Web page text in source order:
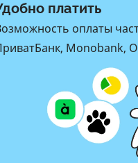
платить
оплаты
Monobank,